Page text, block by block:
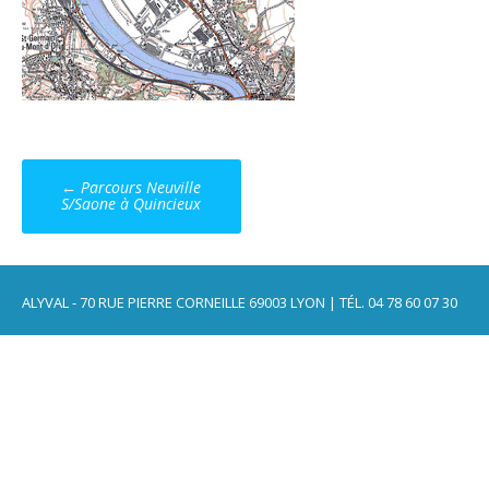
Post
navigation
← Parcours Neuville
S/Saone à Quincieux
ALYVAL - 70 RUE PIERRE CORNEILLE 69003 LYON | TÉL. 04 78 60 07 30